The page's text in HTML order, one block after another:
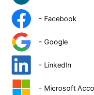
- Facebook
- Google
- LinkedIn
- Microsoft